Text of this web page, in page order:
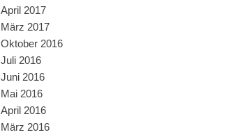
April 2017
März 2017
Oktober 2016
Juli 2016
Juni 2016
Mai 2016
April 2016
März 2016